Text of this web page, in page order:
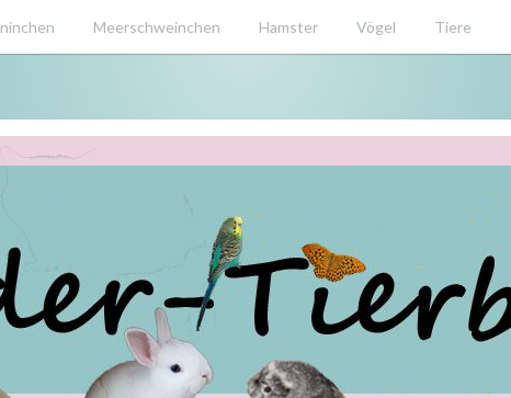
Meerschweinchen Hamster Vögel Tiere